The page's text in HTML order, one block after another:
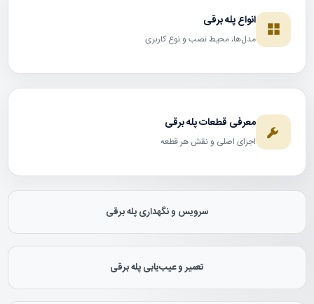
انواع پله برقی
مدل‌ها، محیط نصب و نوع کاربری
معرفی قطعات پله برقی
اجزای اصلی و نقش هر قطعه
سرویس و نگهداری پله برقی
تعمیر و عیب‌یابی پله برقی